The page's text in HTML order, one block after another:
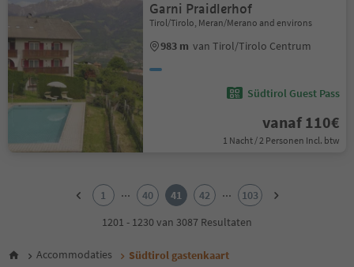
Garni Praidlerhof
Tirol/Tirolo, Meran/Merano and environs
983 m van Tirol/Tirolo Centrum
Südtirol Guest Pass
vanaf 110€
1 Nacht / 2 Personen Incl. btw
6
1 ... 40 41 42 ...
103
1201 - 1230 van 3087 Resultaten
Accommodaties Südtirol gastenkaart